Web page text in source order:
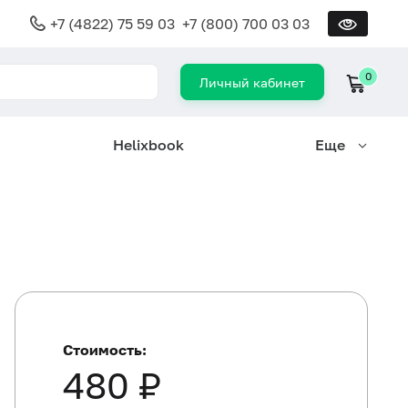
+7 (4822) 75 59 03 +7 (800) 700 03 03
Личный кабинет 0
Helixbook Еще
Стоимость:
480 ₽